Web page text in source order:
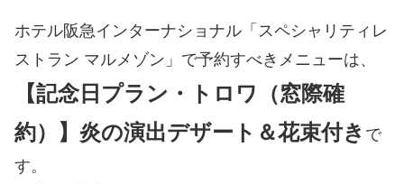
ホテル阪急インターナショナル「スペシャリティレ
ストラン マルメゾン」で予約すべきメニューは、
【記念日プラン・トロワ（窓際確
約）】炎の演出デザート＆花束付き で
す。